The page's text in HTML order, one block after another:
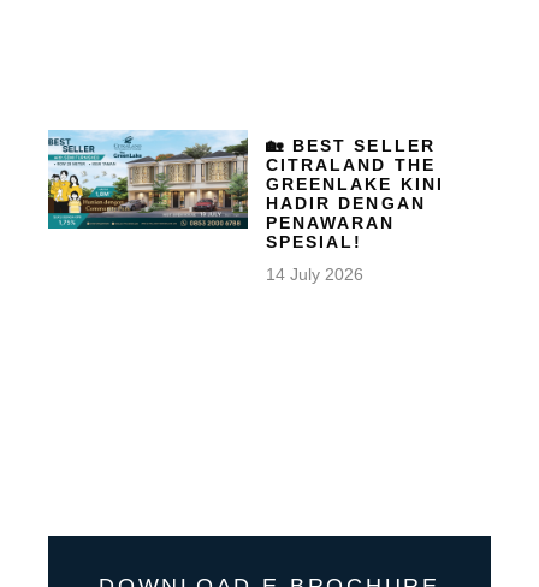
🏡 BEST SELLER
CITRALAND THE
GREENLAKE KINI
HADIR DENGAN
PENAWARAN
SPESIAL!
14 July 2026